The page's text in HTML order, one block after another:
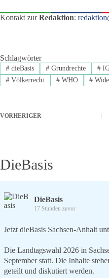
Kontakt zurRedaktion:
Schlagwörter
#dieBasis #Grundrechte #
#Völkerrecht #WHO #
VORHERIGER
DieBasis
DieBasis
17 Stunden zuvor
Jetzt dieBasis Sachsen-Anhalt
Die Landtagswahl 2026 in
September statt. Die Inhalte
geteilt und diskutiert werden.